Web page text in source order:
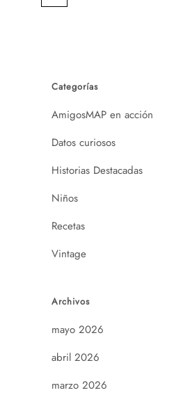
Categorías
AmigosMAP en acción
Datos curiosos
Historias Destacadas
Niños
Recetas
Vintage
Archivos
mayo 2026
abril 2026
marzo 2026